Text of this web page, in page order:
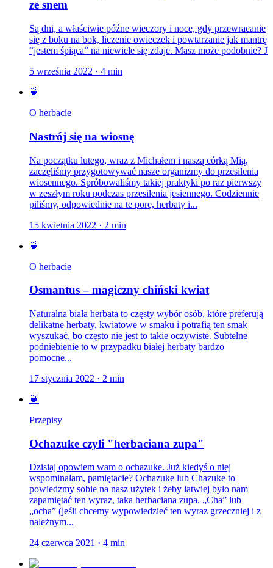
ze snem
Są dni, a właściwie późne wieczory i noce, gdy przewracanie
się z boku na bok, liczenie owieczek i powtarzanie jak mantrę
“jestem śpiąca” na niewiele się zdaje. Masz może podobnie? J
5 września 2022 · 4 min
🍵
O herbacie
Nastrój się na wiosnę
Na początku lutego, wraz z Michałem i naszą córką Mią,
zaczęliśmy przygotowywać nasze organizmy do przesilenia
wiosennego. Spróbowaliśmy takiej praktyki po raz pierwszy
w zeszłym roku podczas przesilenia jesiennego. Codziennie
piliśmy, odpowiednie na te porę, herbaty i...
15 kwietnia 2022 · 2 min
🍵
O herbacie
Osmantus – magiczny chiński kwiat
Naturalna biała herbata to częsty wybór osób, które preferują
delikatne herbaty, kwiatowe w smaku i potrafią ten smak
wyszukać, bo często nie jest to takie oczywiste. Subtelne
podniebienie to w przypadku białej herbaty bardzo
pomocne...
17 stycznia 2022 · 2 min
🍵
Przepisy
Ochazuke czyli "herbaciana zupa"
Dzisiaj opowiem wam o ochazuke. Już kiedyś o niej
wspominałam, pamiętacie? Ochazuke lub Chazuke to
powiedzmy sobie na nasz użytek i żeby łatwiej było nam
zapamiętać ten wyraz, taka herbaciana zupa. „Cha” lub
„ocha” (jeśli chcemy wypowiedzieć ten wyraz grzeczniej i z
należnym...
24 czerwca 2021 · 4 min